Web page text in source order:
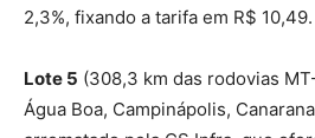
2,3%, fixando a tarifa em R$ 10,49.
Lote 5 (308,3 km das rodovias
Água Boa, Campinápolis,